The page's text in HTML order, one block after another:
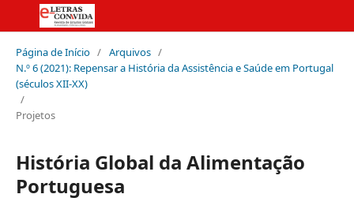
Página de Início / Arquivos /
N.º 6 (2021): Repensar a História da Assistência e Saúde em Portugal
(séculos XII-XX)
/
Projetos
História Global da Alimentação
Portuguesa